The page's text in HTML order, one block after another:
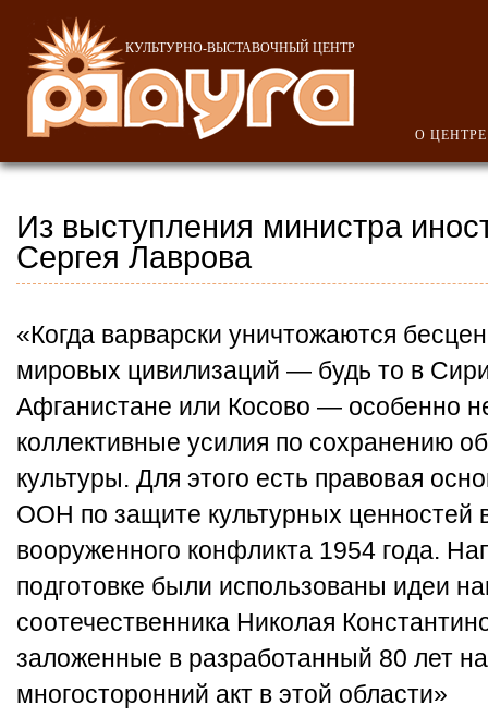
КУЛЬТУРНО-ВЫСТАВОЧНЫЙ ЦЕНТР
О ЦЕНТРЕ
Из выступления министра
Сергея Лаврова
«Когда варварски уничтожаются
мировых цивилизаций — будь то в
Афганистане или Косово — особенно
коллективные усилия по сохранению
культуры. Для этого есть правовая
ООН по защите культурных ценностей
вооруженного конфликта 1954 года.
подготовке были использованы идеи
соотечественника Николая
заложенные в разработанный 80 лет
многосторонний акт в этой области»